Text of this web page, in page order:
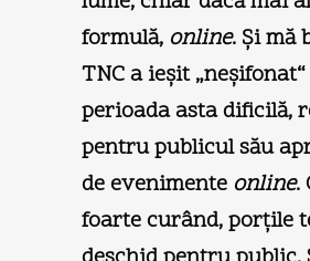
formulă, online. Şi mă
TNC a ieşit
perioada asta dificilă,
pentru publicul său
de evenimente online.
foarte curând, porţile